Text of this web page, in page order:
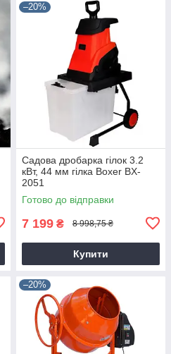
–20%
Садова дробарка гілок 3.2
кВт, 44 мм гілка Boxer BX-
2051
Готово до відправки
7 199 ₴ 8 998,75 ₴
Купити
–20%